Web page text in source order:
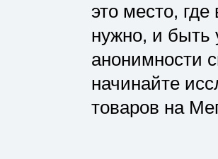
это место,
нужно, и быть
анонимности
начинайте
товаров на